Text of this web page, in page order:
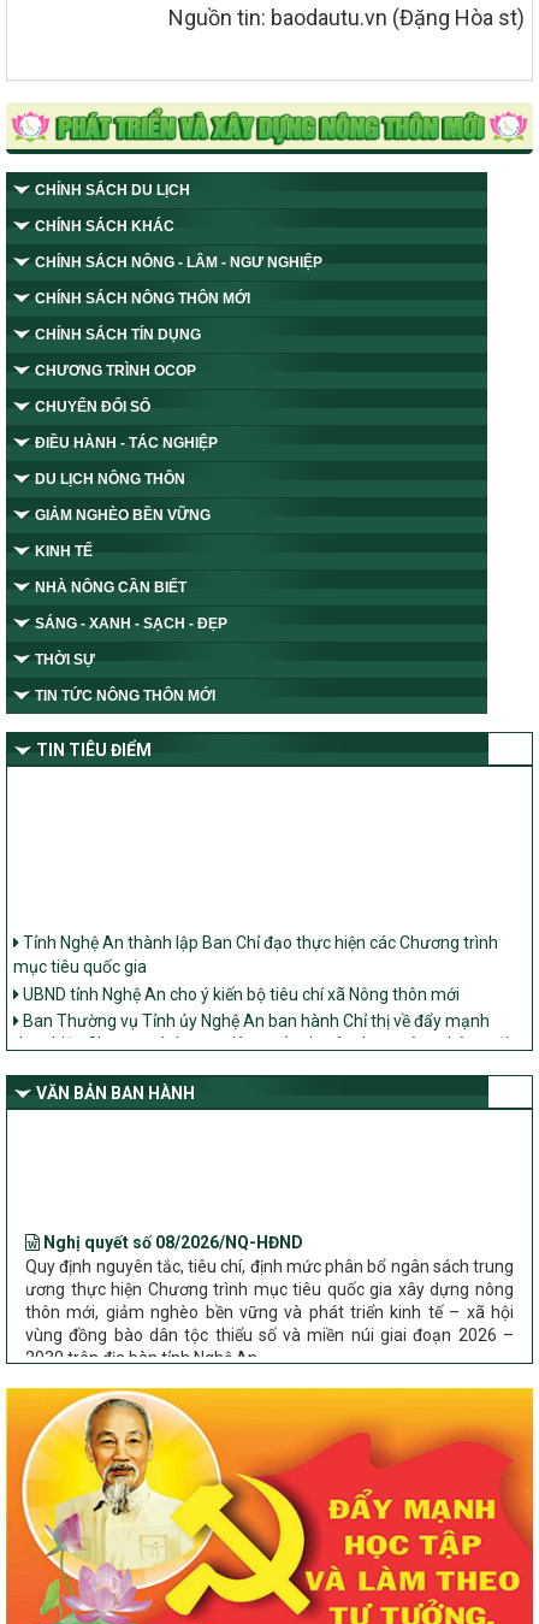
Nguồn tin: baodautu.vn (Đặng Hòa st)
CHÍNH SÁCH DU LỊCH
CHÍNH SÁCH KHÁC
CHÍNH SÁCH NÔNG - LÂM - NGƯ NGHIỆP
CHÍNH SÁCH NÔNG THÔN MỚI
CHÍNH SÁCH TÍN DỤNG
CHƯƠNG TRÌNH OCOP
CHUYỂN ĐỔI SỐ
ĐIỀU HÀNH - TÁC NGHIỆP
DU LỊCH NÔNG THÔN
GIẢM NGHÈO BỀN VỮNG
KINH TẾ
NHÀ NÔNG CẦN BIẾT
SÁNG - XANH - SẠCH - ĐẸP
THỜI SỰ
TIN TỨC NÔNG THÔN MỚI
TIN TIÊU ĐIỂM
Tỉnh Nghệ An thành lập Ban Chỉ đạo thực hiện các Chương trình
mục tiêu quốc gia
UBND tỉnh Nghệ An cho ý kiến bộ tiêu chí xã Nông thôn mới
Ban Thường vụ Tỉnh ủy Nghệ An ban hành Chỉ thị về đẩy mạnh
thực hiện Chương trình mục tiêu quốc gia xây dựng nông thôn mới,
giảm nghèo bền vững và phát triển kinh tế – xã hội vùng đồng bào
dân tộc thiểu số và miền núi giai đoạn 2026 – 2030 trên địa bàn tỉnh
Nghệ An
VĂN BẢN BAN HÀNH
Quy định nguyên tắc, tiêu chí, định mức phân bổ ngân sách trung
ương thực hiện Chương trình mục tiêu quốc gia xây dựng nông
thôn mới, giảm nghèo bền vững và phát triển kinh tế – xã hội
vùng đồng bào dân tộc thiểu số và miền núi giai đoạn 2026 –
2030 trên địa bàn tỉnh Nghệ An
về đẩy mạnh thực hiện Chương trình mục tiêu quốc gia xây dựng
nông thôn mới, giảm nghèo bền vững và phát triển kinh tế – xã
hội vùng đồng bào dân tộc thiểu số và miền núi giai đoạn 2026 –
2030 trên địa bàn tỉnh Nghệ An
Quyết định số 2490/QĐ-UBND
Về việc thành lập Ban Chỉ đạo Chương trình mục tiều quốc gia xây
dựng nông thôn mới, giảm nghèo bền vững và phát triển kinh tế –
xã hội vùng đồng bào dân tộc thiểu số và miền núi giai đoạn 2026
-2030 tỉnh Nghệ An